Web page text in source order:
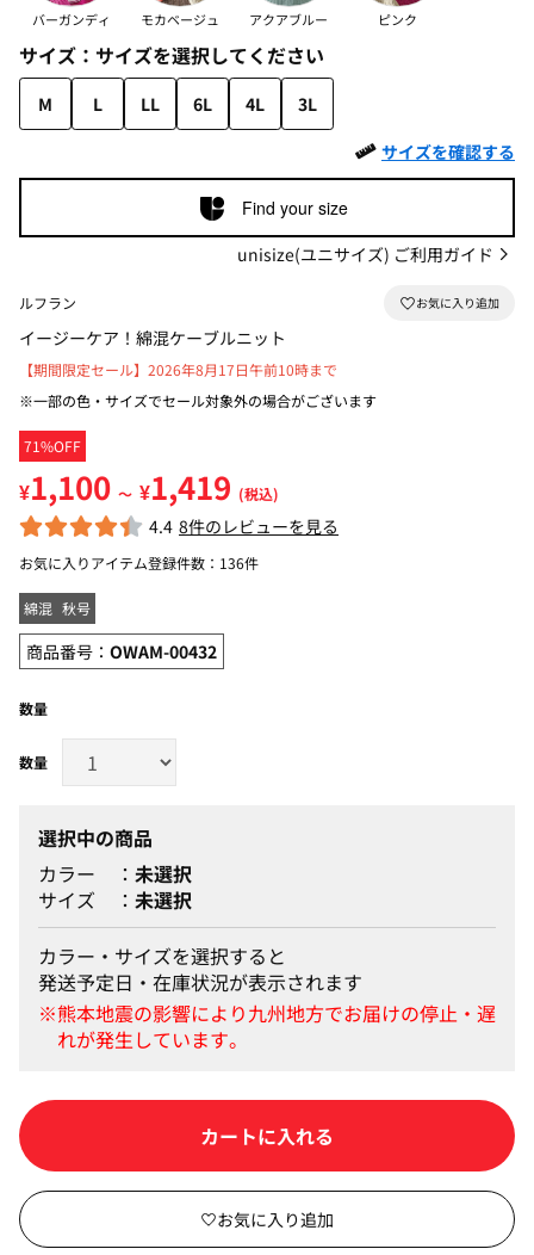
バーガンディ モカベージュ アクアブルー ピンク
サイズ： サイズを選択してください
M L LL 6L 4L
3L
サイズを確認する
Find your size
unisize(ユニサイズ) ご利用ガイド
ルフラン
イージーケア！綿混ケーブルニット
71%OFF
【期間限定セール】2026年8月17日午前10時まで
※一部の色・サイズでセール対象外の場合がございます
¥1,100 ～ ¥1,419 (税込)
4.4 8件のレビューを見る
お気に入りアイテム登録件数： 136件
綿混 秋号
商品番号： OWAM-00432
数量
選択中の商品
カラー
未選択
サイズ
未選択
カラー・サイズを選択すると
発送予定日・在庫状況が表示されます